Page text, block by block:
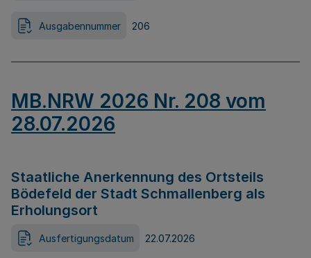
Ausgabennummer 206
MB.NRW 2026 Nr. 208 vom
28.07.2026
Staatliche Anerkennung des Ortsteils
Bödefeld der Stadt Schmallenberg als
Erholungsort
Ausfertigungsdatum 22.07.2026